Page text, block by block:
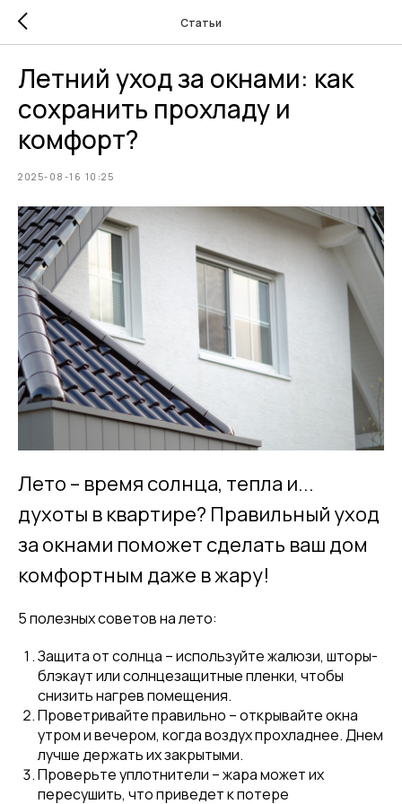
Статьи
Летний уход за окнами: как
сохранить прохладу и
комфорт?
2025-08-16 10:25
Лето – время солнца, тепла и...
духоты в квартире? Правильный уход
за окнами поможет сделать ваш дом
комфортным даже в жару!
5 полезных советов на лето:
Защита от солнца – используйте жалюзи, шторы-
блэкаут или солнцезащитные пленки, чтобы
снизить нагрев помещения.
Проветривайте правильно – открывайте окна
утром и вечером, когда воздух прохладнее. Днем
лучше держать их закрытыми.
Проверьте уплотнители – жара может их
пересушить, что приведет к потере